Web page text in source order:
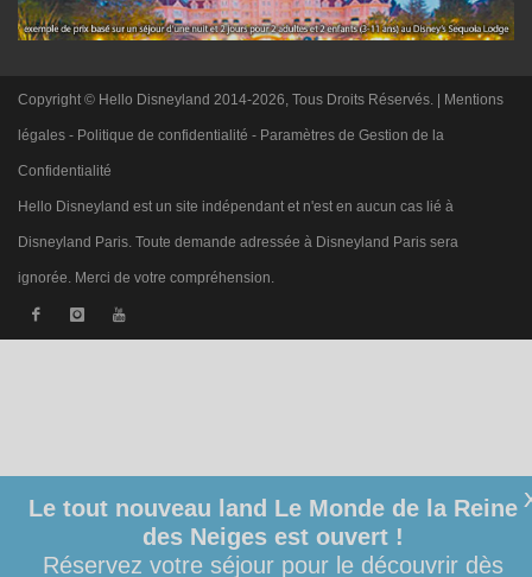
Copyright © Hello Disneyland 2014-2026, Tous Droits Réservés. | Mentions
légales - Politique de confidentialité - Paramètres de Gestion de la
Confidentialité
Hello Disneyland est un site indépendant et n'est en aucun cas lié à
Disneyland Paris. Toute demande adressée à Disneyland Paris sera
ignorée. Merci de votre compréhension.
Le tout nouveau land Le Monde de la Reine
des Neiges est ouvert !
Réservez votre séjour pour le découvrir dès